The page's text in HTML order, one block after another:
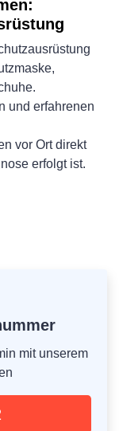
und erfahrenen
vor Ort direkt
erfolgt ist.
mit unserem